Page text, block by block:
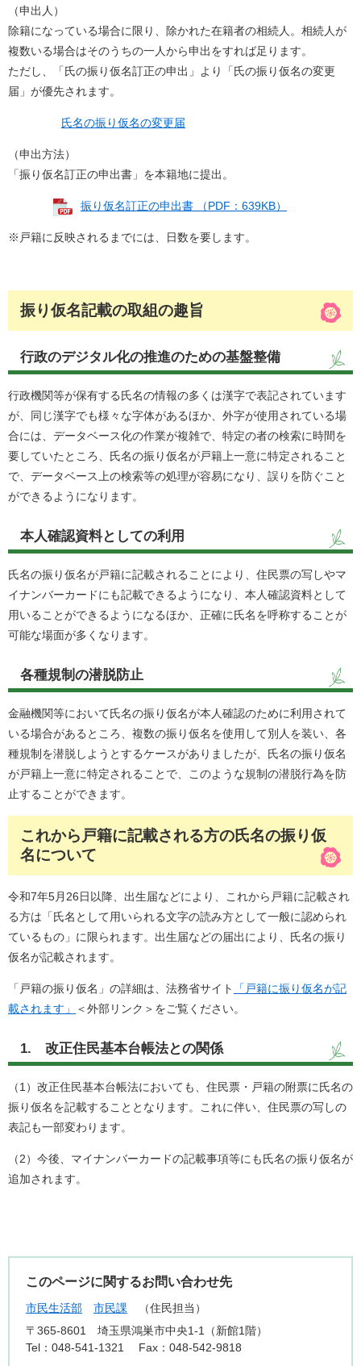
（申出人）
除籍になっている場合に限り、除かれた在籍者の相続人。相続人が
複数いる場合はそのうちの一人から申出をすれば足ります。
ただし、「氏の振り仮名訂正の申出」より「氏の振り仮名の変更
届」が優先されます。
氏名の振り仮名の変更届
（申出方法）
「振り仮名訂正の申出書」を本籍地に提出。
振り仮名訂正の申出書 （PDF：639KB）
※戸籍に反映されるまでには、日数を要します。
振り仮名記載の取組の趣旨
行政のデジタル化の推進のための基盤整備
行政機関等が保有する氏名の情報の多くは漢字で表記されています
が、同じ漢字でも様々な字体があるほか、外字が使用されている場
合には、データベース化の作業が複雑で、特定の者の検索に時間を
要していたところ、氏名の振り仮名が戸籍上一意に特定されること
で、データベース上の検索等の処理が容易になり、誤りを防ぐこと
ができるようになります。
本人確認資料としての利用
氏名の振り仮名が戸籍に記載されることにより、住民票の写しやマ
イナンバーカードにも記載できるようになり、本人確認資料として
用いることができるようになるほか、正確に氏名を呼称することが
可能な場面が多くなります。
各種規制の潜脱防止
金融機関等において氏名の振り仮名が本人確認のために利用されて
いる場合があるところ、複数の振り仮名を使用して別人を装い、各
種規制を潜脱しようとするケースがありましたが、氏名の振り仮名
が戸籍上一意に特定されることで、このような規制の潜脱行為を防
止することができます。
これから戸籍に記載される方の氏名の振り仮
名について
令和7年5月26日以降、出生届などにより、これから戸籍に記載され
る方は「氏名として用いられる文字の読み方として一般に認められ
ているもの」に限られます。出生届などの届出により、氏名の振り
仮名が記載されます。
「戸籍の振り仮名」の詳細は、法務省サイト
「戸籍に振り仮名が記
載されます」
＜外部リンク＞ をご覧ください。
1. 改正住民基本台帳法との関係
（1）改正住民基本台帳法においても、住民票・戸籍の附票に氏名の
振り仮名を記載することとなります。これに伴い、住民票の写しの
表記も一部変わります。
（2）今後、マイナンバーカードの記載事項等にも氏名の振り仮名が
追加されます。
このページに関するお問い合わせ先
市民生活部 市民課
住民担当
〒365-8601
埼玉県鴻巣市中央1-1（新館1階）
Tel：048-541-1321
Fax：048-542-9818